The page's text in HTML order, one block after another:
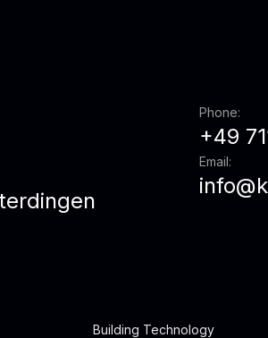
Phone:
+49
Email:
Building Technology